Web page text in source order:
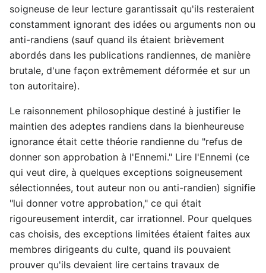
soigneuse de leur lecture garantissait qu'ils resteraient
constamment ignorant des idées ou arguments non ou
anti-randiens (sauf quand ils étaient brièvement
abordés dans les publications randiennes, de manière
brutale, d'une façon extrêmement déformée et sur un
ton autoritaire).
Le raisonnement philosophique destiné à justifier le
maintien des adeptes randiens dans la bienheureuse
ignorance était cette théorie randienne du "refus de
donner son approbation à l'Ennemi." Lire l'Ennemi (ce
qui veut dire, à quelques exceptions soigneusement
sélectionnées, tout auteur non ou anti-randien) signifie
"lui donner votre approbation," ce qui était
rigoureusement interdit, car irrationnel. Pour quelques
cas choisis, des exceptions limitées étaient faites aux
membres dirigeants du culte, quand ils pouvaient
prouver qu'ils devaient lire certains travaux de